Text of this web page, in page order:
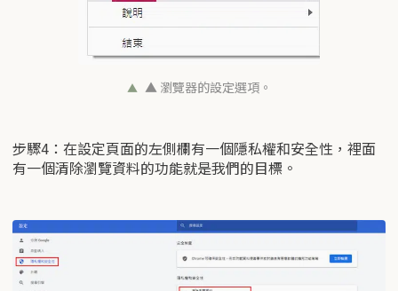
▲ 瀏覽器的設定選項。
步驟4：在設定頁面的左側欄有一個隱私權和安全性，裡面
有一個清除瀏覽資料的功能就是我們的目標。